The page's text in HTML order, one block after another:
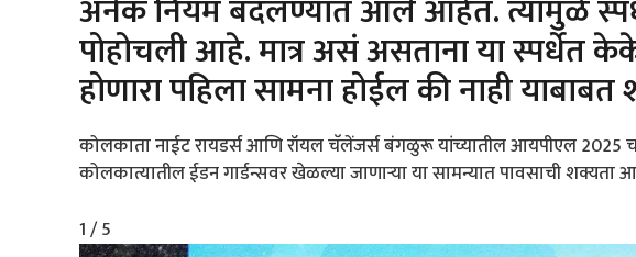
अनेक नियम बदलण्यात आले आहेत. त्यामुळे
पोहोचली आहे. मात्र असं असताना या स्पर्धेत
होणारा पहिला सामना होईल की नाही
कोलकाता नाईट रायडर्स आणि रॉयल चॅलेंजर्स बंगळुरू यांच्यातील आयपीएल 2025
कोलकात्यातील ईडन गार्डन्सवर खेळल्या जाणाऱ्या या सामन्यात पावसाची शक्यता
1 / 5